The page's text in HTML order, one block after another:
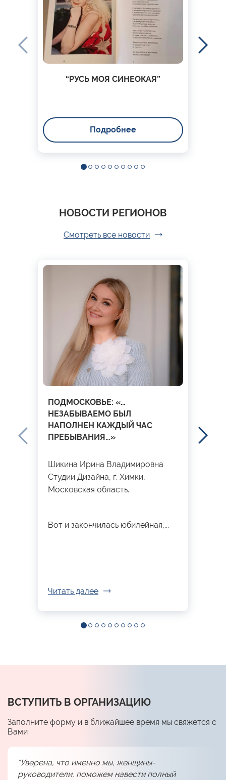
“РУСЬ МОЯ СИНЕОКАЯ”
Подробнее
НОВОСТИ РЕГИОНОВ
Смотреть все новости
ПОДМОСКОВЬЕ: «…
НЕЗАБЫВАЕМО БЫЛ
НАПОЛНЕН КАЖДЫЙ ЧАС
ПРЕБЫВАНИЯ…»
Шикина Ирина Владимировна
Студии Дизайна, г. Химки,
Московская область.
Вот и закончилась юбилейная,...
Читать далее
ВСТУПИТЬ В ОРГАНИЗАЦИЮ
Заполните форму и в ближайшее время мы свяжется с
Вами
“Уверена, что именно мы, женщины-
руководители, поможем навести полный